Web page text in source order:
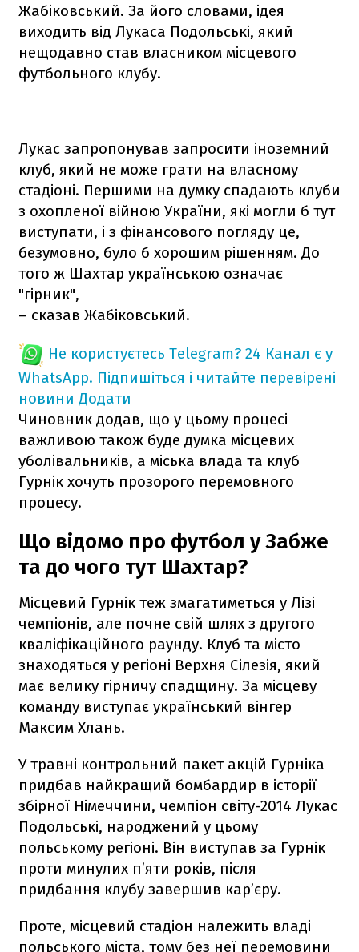
Жабіковський. За його словами, ідея
виходить від Лукаса Подольські, який
нещодавно став власником місцевого
футбольного клубу.
Лукас запропонував запросити іноземний
клуб, який не може грати на власному
стадіоні. Першими на думку спадають клуби
з охопленої війною України, які могли б тут
виступати, і з фінансового погляду це,
безумовно, було б хорошим рішенням. До
того ж Шахтар українською означає
"гірник",
– сказав Жабіковський.
Не користуєтесь Telegram? 24 Канал є у
WhatsApp. Підпишіться і читайте перевірені
новини Додати
Чиновник додав, що у цьому процесі
важливою також буде думка місцевих
уболівальників, а міська влада та клуб
Гурнік хочуть прозорого перемовного
процесу.
Що відомо про футбол у Забже
та до чого тут Шахтар?
Місцевий Гурнік теж змагатиметься у Лізі
чемпіонів, але почне свій шлях з другого
кваліфікаційного раунду. Клуб та місто
знаходяться у регіоні Верхня Сілезія, який
має велику гірничу спадщину. За місцеву
команду виступає український вінгер
Максим Хлань.
У травні контрольний пакет акцій Гурніка
придбав найкращий бомбардир в історії
збірної Німеччини, чемпіон світу-2014 Лукас
Подольські, народжений у цьому
польському регіоні. Він виступав за Гурнік
проти минулих п’яти років, після
придбання клубу завершив кар’єру.
Проте, місцевий стадіон належить владі
польського міста, тому без неї перемовини